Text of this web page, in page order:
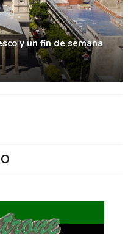
y un fin de semana